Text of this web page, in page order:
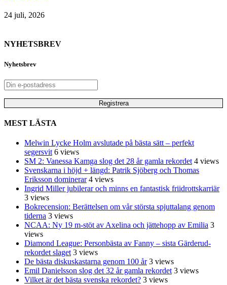
24 juli, 2026
NYHETSBREV
Nyhetsbrev
MEST LÄSTA
Melwin Lycke Holm avslutade på bästa sätt – perfekt
segersvit 6 views
SM 2: Vanessa Kamga slog det 28 år gamla rekordet 4 views
Svenskarna i höjd + längd: Patrik Sjöberg och Thomas
Eriksson dominerar 4 views
Ingrid Miller jubilerar och minns en fantastisk friidrottskarriär
3 views
Bokrecension: Berättelsen om vår största spjuttalang genom
tiderna 3 views
NCAA: Ny 19 m-stöt av Axelina och jättehopp av Emilia 3
views
Diamond League: Personbästa av Fanny – sista Gärderud-
rekordet slaget 3 views
De bästa diskuskastarna genom 100 år 3 views
Emil Danielsson slog det 32 år gamla rekordet 3 views
Vilket är det bästa svenska rekordet? 3 views